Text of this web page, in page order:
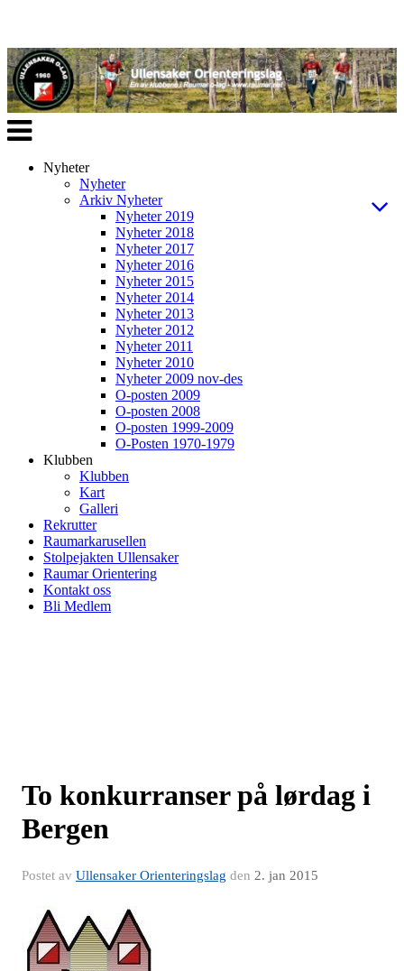
Veksle
navigasjon
Nyheter
Nyheter
Arkiv Nyheter
Nyheter 2019
Nyheter 2018
Nyheter 2017
Nyheter 2016
Nyheter 2015
Nyheter 2014
Nyheter 2013
Nyheter 2012
Nyheter 2011
Nyheter 2010
Nyheter 2009 nov-des
O-posten 2009
O-posten 2008
O-posten 1999-2009
O-Posten 1970-1979
Klubben
Klubben
Kart
Galleri
Rekrutter
Raumarkarusellen
Stolpejakten Ullensaker
Raumar Orientering
Kontakt oss
Bli Medlem
To konkurranser på lørdag i
Bergen
Postet av Ullensaker Orienteringslag den 2. jan 2015